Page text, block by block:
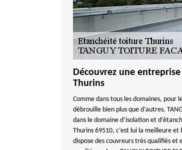
Découvrez une
Thurins
Comme dans tous les domaines, pour
débrouille bien plus que d’autres.
dans le domaine d’isolation et
Thurins 69510, c’est lui la meilleure et
dispose des couvreurs très qualifiés